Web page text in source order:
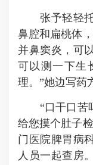
张予轻轻托
鼻腔和扁桃体
并鼻窦炎，可
可以测一下生
理。”她边写药
“口干口苦吗
给您摸个肚子
门医院脾胃病
人员一起查房